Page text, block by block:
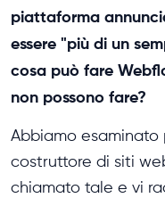
piattaforma
essere "più di un
cosa può fare
non possono fare?
Abbiamo
costruttore di siti
chiamato tale e vi